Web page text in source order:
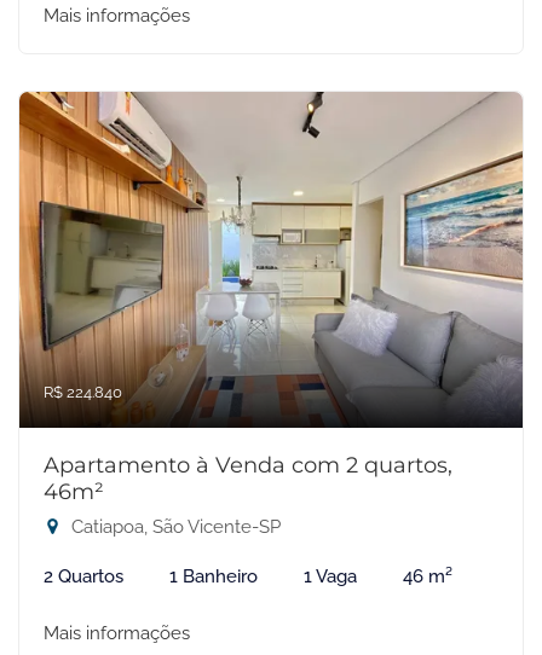
Mais informações
R$ 224.840
Apartamento à Venda com 2 quartos,
46m²
Catiapoa, São Vicente-SP
2 Quartos 1 Banheiro 1 Vaga 46 m²
Mais informações